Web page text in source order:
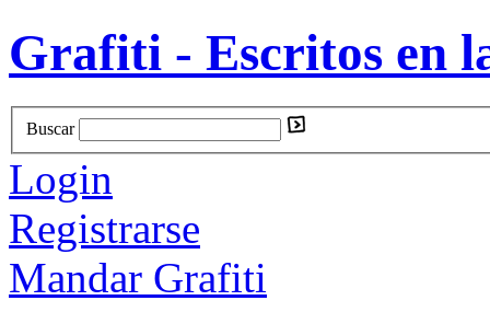
Grafiti - Escritos en
Buscar
Login
Registrarse
Mandar Grafiti